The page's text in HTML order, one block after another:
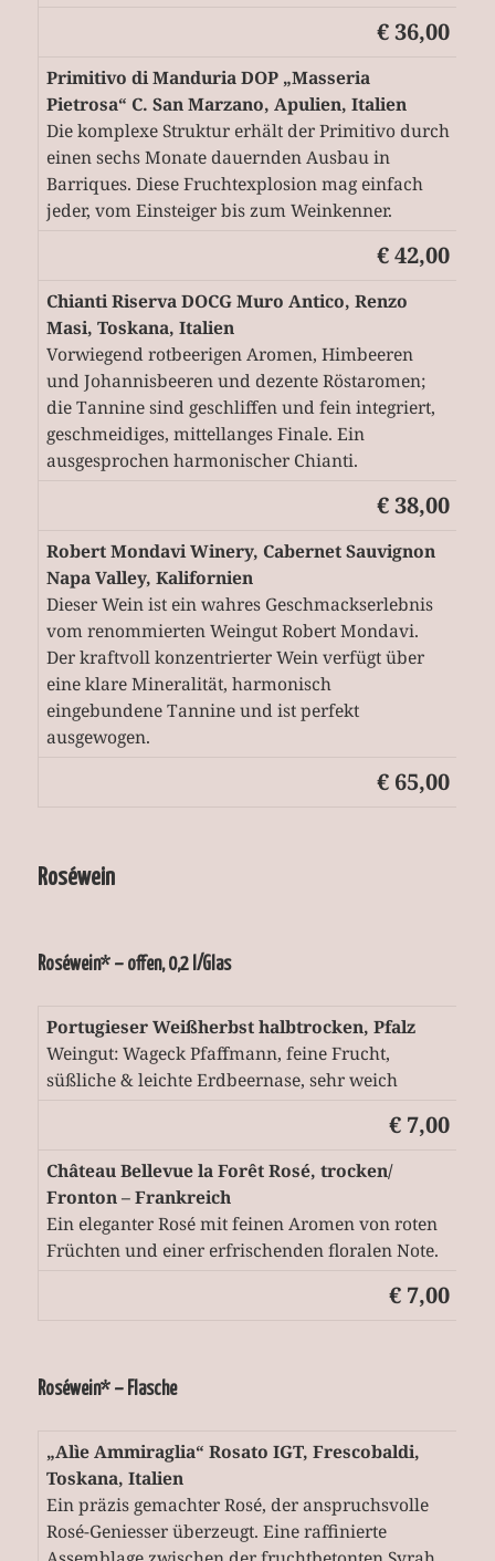
€ 36,00
Primitivo di Manduria DOP „Masseria
Pietrosa“ C. San Marzano, Apulien, Italien
Die komplexe Struktur erhält der Primitivo durch
einen sechs Monate dauernden Ausbau in
Barriques. Diese Fruchtexplosion mag einfach
jeder, vom Einsteiger bis zum Weinkenner.
€ 42,00
Chianti Riserva DOCG Muro Antico, Renzo
Masi, Toskana, Italien
Vorwiegend rotbeerigen Aromen, Himbeeren
und Johannisbeeren und dezente Röstaromen;
die Tannine sind geschliffen und fein integriert,
geschmeidiges, mittellanges Finale. Ein
ausgesprochen harmonischer Chianti.
€ 38,00
Robert Mondavi Winery, Cabernet Sauvignon
Napa Valley, Kalifornien
Dieser Wein ist ein wahres Geschmackserlebnis
vom renommierten Weingut Robert Mondavi.
Der kraftvoll konzentrierter Wein verfügt über
eine klare Mineralität, harmonisch
eingebundene Tannine und ist perfekt
ausgewogen.
€ 65,00
Roséwein
Roséwein* – offen, 0,2 l/Glas
Portugieser Weißherbst halbtrocken, Pfalz
Weingut: Wageck Pfaffmann, feine Frucht,
süßliche & leichte Erdbeernase, sehr weich
€ 7,00
Château Bellevue la Forêt Rosé, trocken/
Fronton – Frankreich
Ein eleganter Rosé mit feinen Aromen von roten
Früchten und einer erfrischenden floralen Note.
€ 7,00
Roséwein* – Flasche
„Alìe Ammiraglia“ Rosato IGT, Frescobaldi,
Toskana, Italien
Ein präzis gemachter Rosé, der anspruchsvolle
Rosé-Geniesser überzeugt. Eine raffinierte